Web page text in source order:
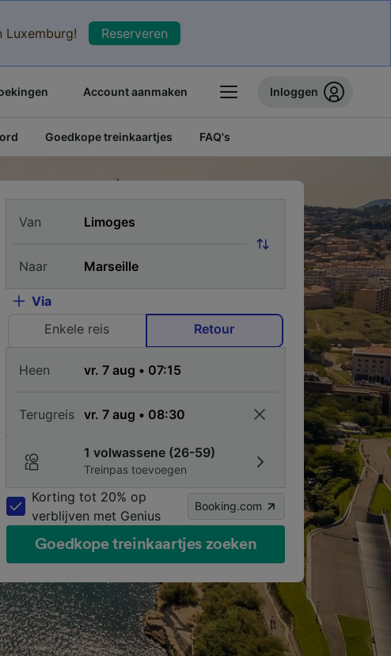
Luxemburg! Reserveren
Account aanmaken Inloggen
Goedkope treinkaartjes FAQ's
Van
Naar
Via
Enkele reis
Retour
Heen
Terugreis
1 volwassene (26-59)
Treinpas toevoegen
Korting tot 20% op
verblijven met Genius
Booking.com
Goedkope treinkaartjes zoeken